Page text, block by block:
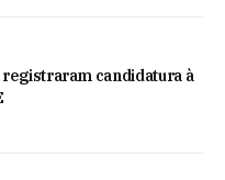
registraram candidatura à